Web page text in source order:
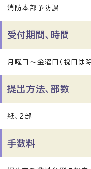
消防本部予防課
受付期間、時間
月曜日～金曜日（祝日
提出方法、部数
紙、2部
手数料